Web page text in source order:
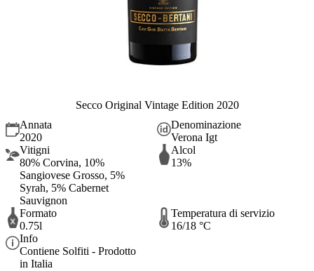
Secco Original Vintage Edition 2020
Annata
2020
Denominazione
Verona Igt
Vitigni
80% Corvina, 10%
Sangiovese Grosso, 5%
Syrah, 5% Cabernet
Sauvignon
Alcol
13%
Formato
0.75l
Temperatura di servizio
16/18 °C
Info
Contiene Solfiti - Prodotto
in Italia